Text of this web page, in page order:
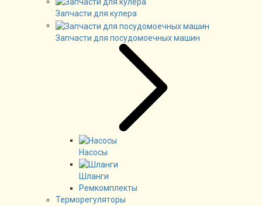
Запчасти для кулера
Запчасти для посудомоечных машин
Насосы
Шланги
Ремкомплекты
Терморегуляторы